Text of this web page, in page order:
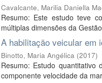
Cavalcante, Marilia Daniella
Resumo: Este estudo teve
múltiplas dimensões da
A habilitação veicular em
Binotto, Maria Angélica (2017)
Resumo: Estudo
componente velocidade da